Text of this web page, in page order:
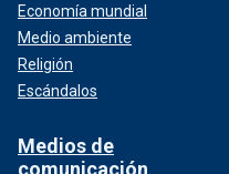
Economía mundial
Medio ambiente
Religión
Escándalos
Medios de
comunicación